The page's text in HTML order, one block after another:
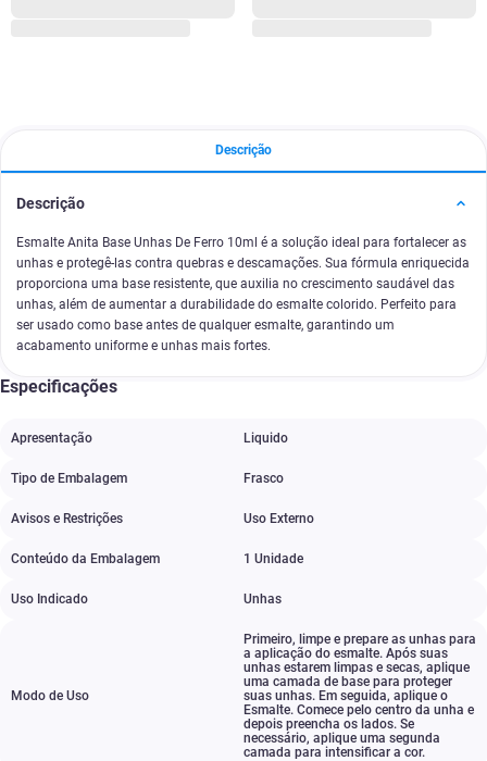
Descrição
Descrição
Esmalte Anita Base Unhas De Ferro 10ml é a solução ideal para fortalecer as
unhas e protegê-las contra quebras e descamações. Sua fórmula enriquecida
proporciona uma base resistente, que auxilia no crescimento saudável das
unhas, além de aumentar a durabilidade do esmalte colorido. Perfeito para
ser usado como base antes de qualquer esmalte, garantindo um
acabamento uniforme e unhas mais fortes.
Especificações
Apresentação Liquido
Tipo de Embalagem Frasco
Avisos e Restrições Uso Externo
Conteúdo da Embalagem 1 Unidade
Uso Indicado Unhas
Modo de Uso
Primeiro, limpe e prepare as unhas para
a aplicação do esmalte. Após suas
unhas estarem limpas e secas, aplique
uma camada de base para proteger
suas unhas. Em seguida, aplique o
Esmalte. Comece pelo centro da unha e
depois preencha os lados. Se
necessário, aplique uma segunda
camada para intensificar a cor.